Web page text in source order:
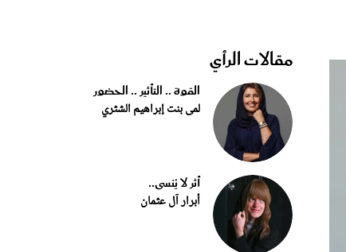
مقالات الرأي
القوة .. التأثير .. الحضور
لمى بنت إبراهيم الشثري
أثر لا يُنسى..
أبرار آل عثمان